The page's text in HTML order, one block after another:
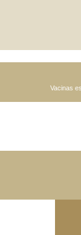
Vacinas